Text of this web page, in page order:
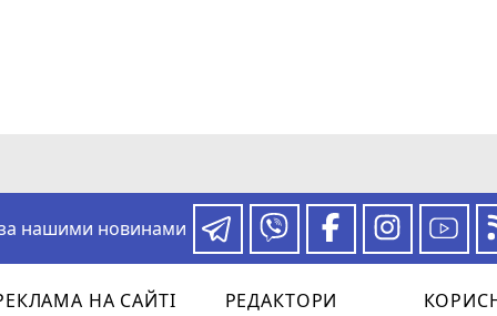
за нашими новинами
НА САЙТІ РЕДАКТОРИ